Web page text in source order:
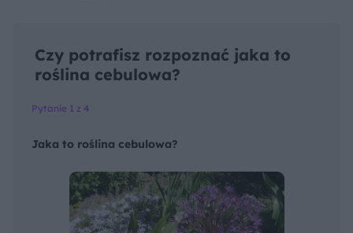
Czy potrafisz rozpoznać jaka to
roślina cebulowa?
Pytanie 1 z 4
Jaka to roślina cebulowa?